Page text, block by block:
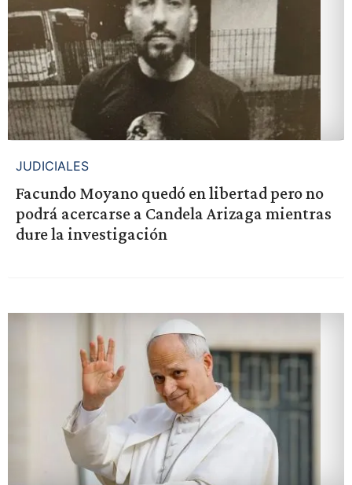
JUDICIALES
Facundo Moyano quedó en libertad pero no
podrá acercarse a Candela Arizaga mientras
dure la investigación